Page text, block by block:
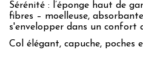
Sérénité : l’éponge haut de
fibres – moelleuse,
s'envelopper dans un confort
Col élégant, capuche, poches